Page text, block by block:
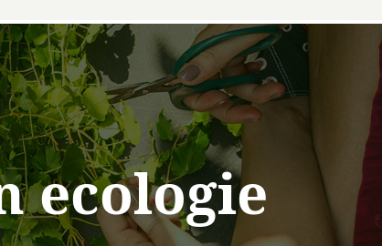
ecologie